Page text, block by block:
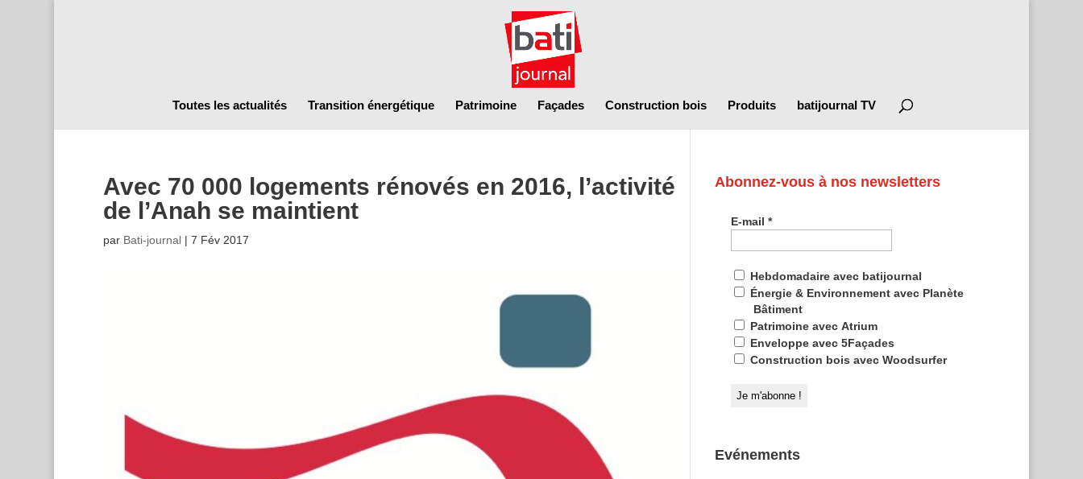
Toutes les actualités Transition énergétique Patrimoine Façades Construction bois Produits batijournal TV
Avec 70 000 logements rénovés en 2016, l’activité
de l’Anah se maintient
par Bati-journal| 7 Fév 2017
Abonnez-vous à nos newsletters
E-mail*
Hebdomadaire avec batijournal
Énergie & Environnement avec Planète
Bâtiment
Patrimoine avec Atrium
Enveloppe avec 5Façades
Construction bois avec Woodsurfer
Evénements